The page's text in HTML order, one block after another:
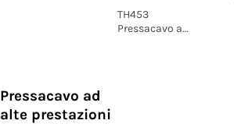
TH453
Pressacavo ad
Pressacavo ad
alte prestazioni